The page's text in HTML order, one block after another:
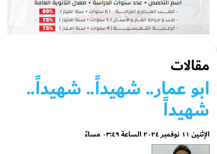
مقالات
ابو عمار.. شهيداً.. شهيداً..
شهيداً
الإثنين ١١ نوفمبر ٢٠٢٤ الساعة ٠٣:٤٩ مساءً